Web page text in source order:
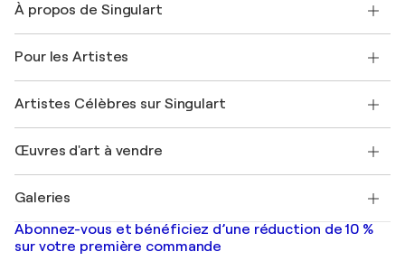
Expédition
Offrir une carte cadeau
Rejoignez notre programme commercial
Mon compte
+33 1 76 44 06 42
À propos de Singulart
FAQ
Magazine Singulart
Emplois
Découvrez une sélection d'art original
Pour les Artistes
Se connecter en tant qu'Artiste
Artistes Célèbres sur Singulart
Marc Chagall
Banksy
Mr. Brainwash
Shepard Fairey
Œuvres d'art à vendre
Tableaux abstraits à vendre
Peintures de paysage
Estampes
Galeries
Galeries d'art en France
Galeries d'art en Belgique
Abonnez-vous et bénéficiez d’une réduction de 10 %
sur votre première commande